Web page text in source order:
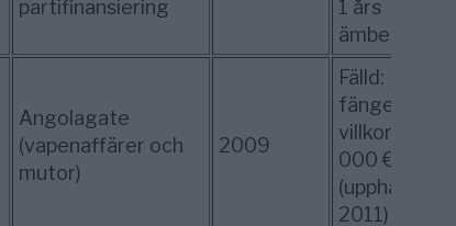
partifinansiering
1 års
Angolagate
(vapenaffärer och
mutor)
2009
Fälld: 3 års
fängelse (2
villkorliga),
000 € böter
(upphävd
2011)